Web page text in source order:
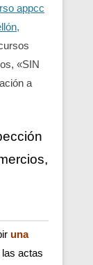
appcc
«SIN
a
una
las actas